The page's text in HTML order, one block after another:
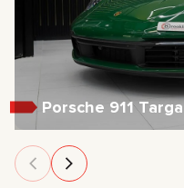
Porsche 911 Targa